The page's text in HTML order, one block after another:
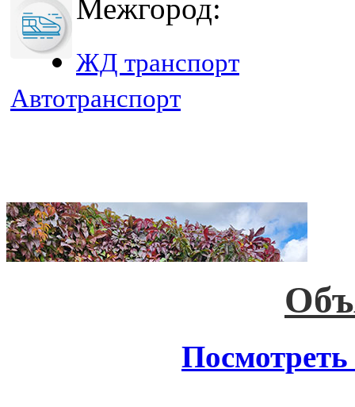
Межгород:
ЖД транспорт
Автотранспорт
Посмотреть